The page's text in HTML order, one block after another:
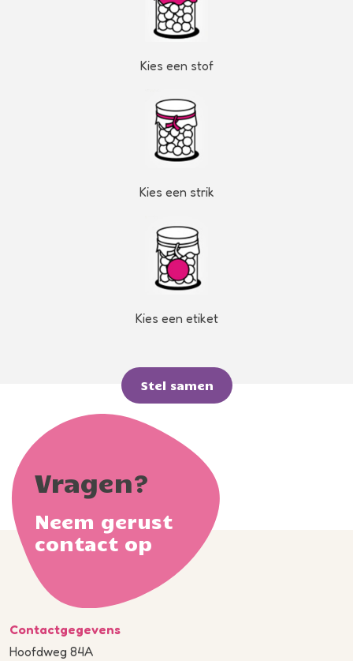
Kies een stof
Kies een strik
Kies een etiket
Stel samen
Vragen?
Neem gerust
contact op
Contactgegevens
Hoofdweg 84A